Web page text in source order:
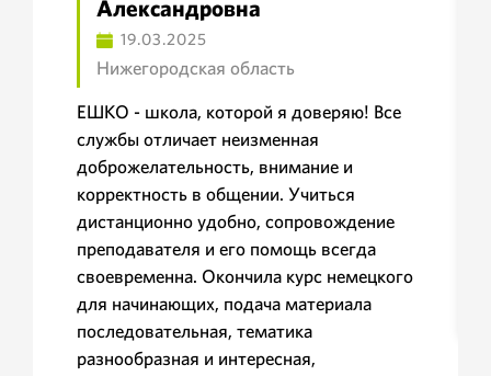
Александровна
19.03.2025
Нижегородская область
ЕШКО - школа, которой я доверяю! Все
службы отличает неизменная
доброжелательность, внимание и
корректность в общении. Учиться
дистанционно удобно, сопровождение
преподавателя и его помощь всегда
своевременна. Окончила курс немецкого
для начинающих, подача материала
последовательная, тематика
разнообразная и интересная,